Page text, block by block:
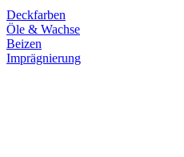
Deckfarben
Öle & Wachse
Beizen
Imprägnierung